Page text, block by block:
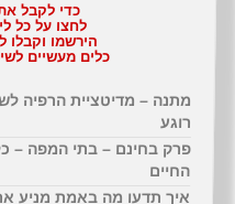
כדי לקבל
לחצו על כל
הירשמו וקבלו
כלים מעשיים
מתנה – מדיטציית הרפיה
רוגע
פרק בחינם – בתי המפה –
החיים
איך תדעו מה באמת מניע